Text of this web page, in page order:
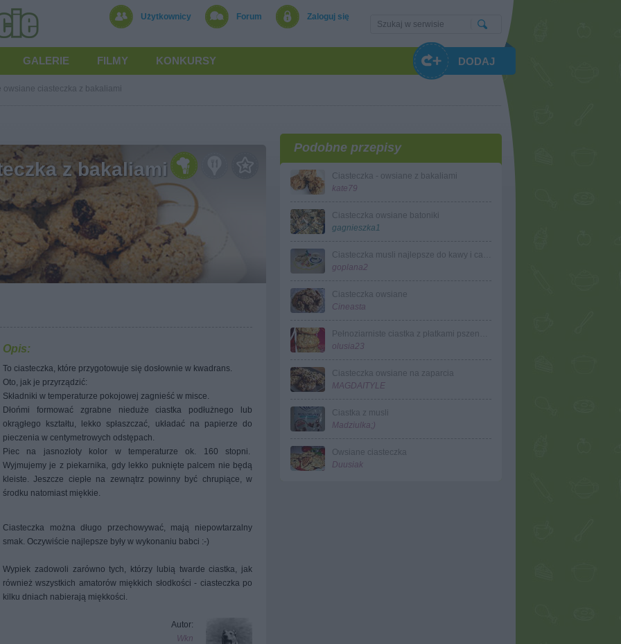
Użytkownicy Forum Zaloguj się
GALERIE FILMY KONKURSY DODAJ
owsiane ciasteczka z bakaliami
z bakaliami
Opis:
To ciasteczka, które przygotowuje się dosłownie w kwadrans.
Oto, jak je przyrządzić:
Składniki w temperaturze pokojowej zagnieść w misce.
Dłońmi formować zgrabne nieduże ciastka podłużnego lub
okrągłego kształtu, lekko spłaszczać, układać na papierze do
pieczenia w centymetrowych odstępach.
Piec na jasnozłoty kolor w temperaturze ok. 160 stopni.
Wyjmujemy je z piekarnika, gdy lekko puknięte palcem nie będą
kleiste. Jeszcze ciepłe na zewnątrz powinny być chrupiące, w
środku natomiast miękkie.
Ciasteczka można długo przechowywać, mają niepowtarzalny
smak. Oczywiście najlepsze były w wykonaniu babci :-)
Wypiek zadowoli zarówno tych, którzy lubią twarde ciastka, jak
również wszystkich amatorów miękkich słodkości - ciasteczka po
kilku dniach nabierają miękkości.
Autor:
Wkn
Podobne przepisy
Ciasteczka - owsiane z bakaliami
kate79
Ciasteczka owsiane batoniki
gagnieszka1
goplana2
Ciasteczka owsiane
Cineasta
olusia23
Ciasteczka owsiane na zaparcia
MAGDAITYLE
Ciastka z musli
Madziulka;)
Owsiane ciasteczka
Duusiak